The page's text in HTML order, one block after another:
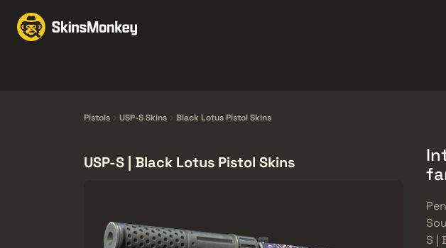
Pistols USP-S Skins Black Lotus Pistol Skins
USP-S | Black Lotus Pistol Skins
S |